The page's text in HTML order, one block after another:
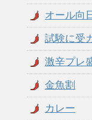
オール向
試験に受
激辛プレ
金魚割
カレー